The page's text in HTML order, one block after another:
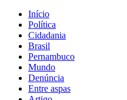
Início
Política
Cidadania
Brasil
Pernambuco
Mundo
Denúncia
Entre aspas